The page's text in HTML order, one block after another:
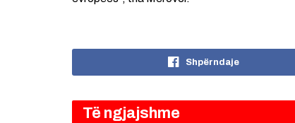
Shpërndaje
Të ngjajshme